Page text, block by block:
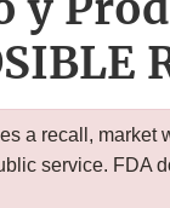
a recall, market
service. FDA